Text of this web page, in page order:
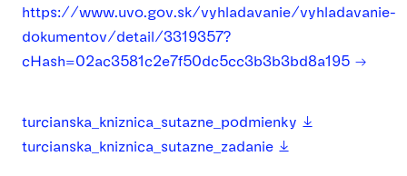
https://www.uvo.gov.sk/vyhladavanie/vyhladavanie-
dokumentov/detail/3319357?
cHash=02ac3581c2e7f50dc5cc3b3b3bd8a195
turcianska_kniznica_sutazne_podmienky
turcianska_kniznica_sutazne_zadanie